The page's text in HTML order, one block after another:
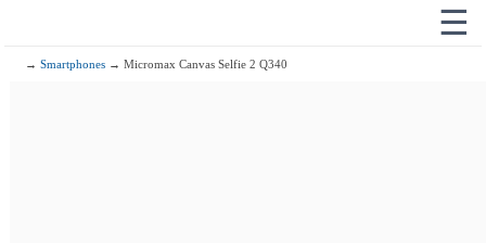
☰
→Smartphones → Micromax Canvas Selfie 2 Q340